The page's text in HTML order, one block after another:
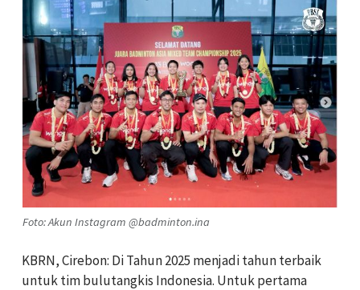
Foto: Akun Instagram @badminton.ina
KBRN, Cirebon: Di Tahun 2025 menjadi tahun terbaik
untuk tim bulutangkis Indonesia. Untuk pertama